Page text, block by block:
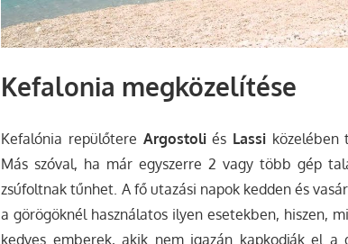
Kefalonia megközelítése
Kefalónia repülőtere Argostoliés Lassiközelében
Más szóval, ha már egyszerre 2 vagy több gép
zsúfoltnak tűnhet. A fő utazási napok kedden és
a görögöknél használatos ilyen esetekben, hiszen,
kedves emberek, akik nem igazán kapkodják el a